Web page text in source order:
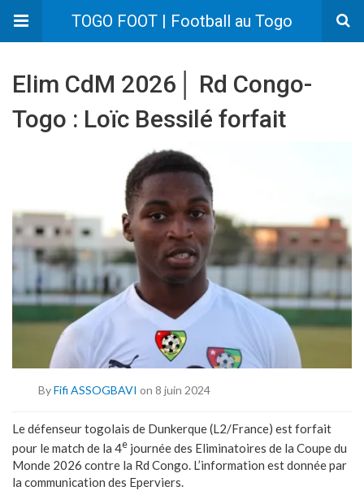
TOGO FOOT | Football au Togo
Elim CdM 2026│ Rd Congo-
Togo : Loïc Bessilé forfait
ByFifi ASSOGBAVI on 8 juin 2024
Le défenseur togolais de Dunkerque (L2/France) est forfait
pour le match de la 4e journée des Eliminatoires de la Coupe du
Monde 2026 contre la Rd Congo. L’information est donnée par
la communication des Eperviers.